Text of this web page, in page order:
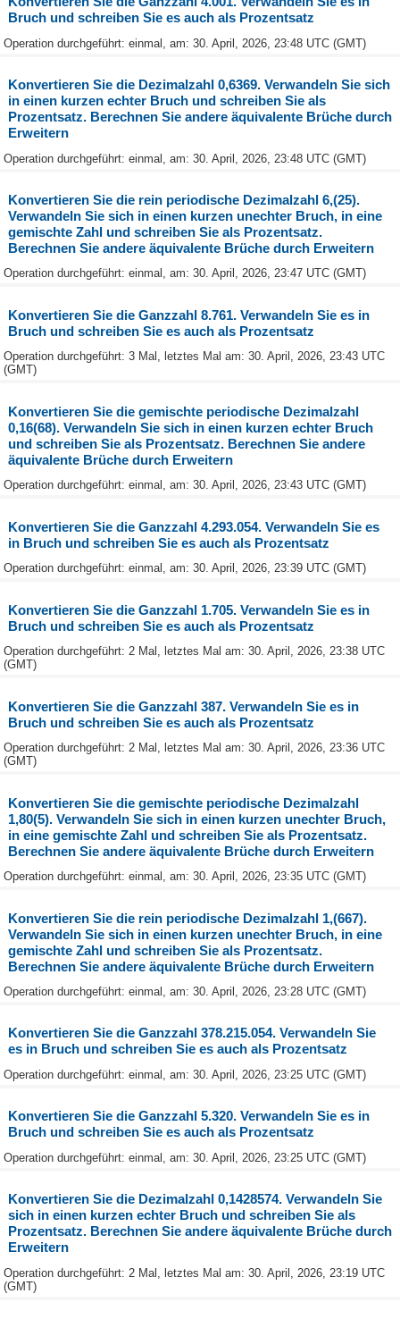
Bruch und schreiben Sie es auch als Prozentsatz
Operation durchgeführt: einmal, am: 30. April, 2026, 23:48 UTC (GMT)
Konvertieren Sie die Dezimalzahl 0,6369. Verwandeln Sie sich
in einen kurzen echter Bruch und schreiben Sie als
Prozentsatz. Berechnen Sie andere äquivalente Brüche durch
Erweitern
Operation durchgeführt: einmal, am: 30. April, 2026, 23:48 UTC (GMT)
Konvertieren Sie die rein periodische Dezimalzahl 6,(25).
Verwandeln Sie sich in einen kurzen unechter Bruch, in eine
gemischte Zahl und schreiben Sie als Prozentsatz.
Berechnen Sie andere äquivalente Brüche durch Erweitern
Operation durchgeführt: einmal, am: 30. April, 2026, 23:47 UTC (GMT)
Konvertieren Sie die Ganzzahl 8.761. Verwandeln Sie es in
Bruch und schreiben Sie es auch als Prozentsatz
Operation durchgeführt: 3 Mal, letztes Mal am: 30. April, 2026, 23:43 UTC
(GMT)
Konvertieren Sie die gemischte periodische Dezimalzahl
0,16(68). Verwandeln Sie sich in einen kurzen echter Bruch
und schreiben Sie als Prozentsatz. Berechnen Sie andere
äquivalente Brüche durch Erweitern
Operation durchgeführt: einmal, am: 30. April, 2026, 23:43 UTC (GMT)
Konvertieren Sie die Ganzzahl 4.293.054. Verwandeln Sie es
in Bruch und schreiben Sie es auch als Prozentsatz
Operation durchgeführt: einmal, am: 30. April, 2026, 23:39 UTC (GMT)
Konvertieren Sie die Ganzzahl 1.705. Verwandeln Sie es in
Bruch und schreiben Sie es auch als Prozentsatz
Operation durchgeführt: 2 Mal, letztes Mal am: 30. April, 2026, 23:38 UTC
(GMT)
Konvertieren Sie die Ganzzahl 387. Verwandeln Sie es in
Bruch und schreiben Sie es auch als Prozentsatz
Operation durchgeführt: 2 Mal, letztes Mal am: 30. April, 2026, 23:36 UTC
(GMT)
Konvertieren Sie die gemischte periodische Dezimalzahl
1,80(5). Verwandeln Sie sich in einen kurzen unechter Bruch,
in eine gemischte Zahl und schreiben Sie als Prozentsatz.
Berechnen Sie andere äquivalente Brüche durch Erweitern
Operation durchgeführt: einmal, am: 30. April, 2026, 23:35 UTC (GMT)
Konvertieren Sie die rein periodische Dezimalzahl 1,(667).
Verwandeln Sie sich in einen kurzen unechter Bruch, in eine
gemischte Zahl und schreiben Sie als Prozentsatz.
Berechnen Sie andere äquivalente Brüche durch Erweitern
Operation durchgeführt: einmal, am: 30. April, 2026, 23:28 UTC (GMT)
Konvertieren Sie die Ganzzahl 378.215.054. Verwandeln Sie
es in Bruch und schreiben Sie es auch als Prozentsatz
Operation durchgeführt: einmal, am: 30. April, 2026, 23:25 UTC (GMT)
Konvertieren Sie die Ganzzahl 5.320. Verwandeln Sie es in
Bruch und schreiben Sie es auch als Prozentsatz
Operation durchgeführt: einmal, am: 30. April, 2026, 23:25 UTC (GMT)
Konvertieren Sie die Dezimalzahl 0,1428574. Verwandeln Sie
sich in einen kurzen echter Bruch und schreiben Sie als
Prozentsatz. Berechnen Sie andere äquivalente Brüche durch
Erweitern
Operation durchgeführt: 2 Mal, letztes Mal am: 30. April, 2026, 23:19 UTC
(GMT)